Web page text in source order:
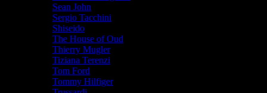
Sean John
Sergio Tacchini
Shiseido
The House of Oud
Thierry Mugler
Tiziana Terenzi
Tom Ford
Tommy Hilfiger